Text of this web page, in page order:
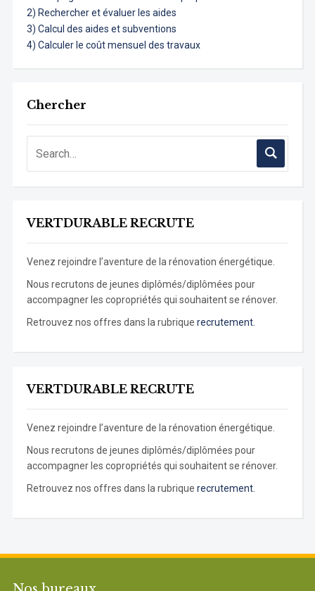
2) Rechercher et évaluer les aides
3) Calcul des aides et subventions
4) Calculer le coût mensuel des travaux
Chercher
VERTDURABLE RECRUTE
Venez rejoindre l’aventure de la rénovation énergétique.
Nous recrutons de jeunes diplômés/diplômées pour
accompagner les copropriétés qui souhaitent se rénover.
Retrouvez nos offres dans la rubrique recrutement.
VERTDURABLE RECRUTE
Venez rejoindre l’aventure de la rénovation énergétique.
Nous recrutons de jeunes diplômés/diplômées pour
accompagner les copropriétés qui souhaitent se rénover.
Retrouvez nos offres dans la rubrique recrutement.